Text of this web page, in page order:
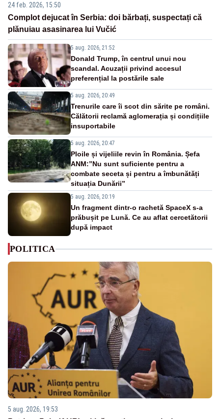
24 feb. 2026, 15:50
Complot dejucat în Serbia: doi bărbați, suspectați că
plănuiau asasinarea lui Vučić
5 aug. 2026, 21:52
Donald Trump, în centrul unui nou
scandal. Acuzații privind accesul
preferențial la postările sale
5 aug. 2026, 20:49
Trenurile care îi scot din sărite pe români.
Călătorii reclamă aglomerația și condițiile
insuportabile
5 aug. 2026, 20:47
Ploile și vijeliile revin în România. Șefa
ANM:”Nu sunt suficiente pentru a
combate seceta și pentru a îmbunătăți
situația Dunării”
5 aug. 2026, 20:19
Un fragment dintr-o rachetă SpaceX s-a
prăbușit pe Lună. Ce au aflat cercetătorii
după impact
POLITICA
5 aug. 2026, 19:53